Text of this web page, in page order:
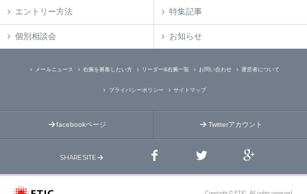
エントリー方法 特集記事
個別相談会 お知らせ
メールニュース 右腕を募集したい方 リーダー&右腕一覧 お問い合わせ 運営者について
プライバシーポリシー サイトマップ
facebookページ Twitterアカウント
SHARE SITE
Copyright © ETIC. All rights reserved.